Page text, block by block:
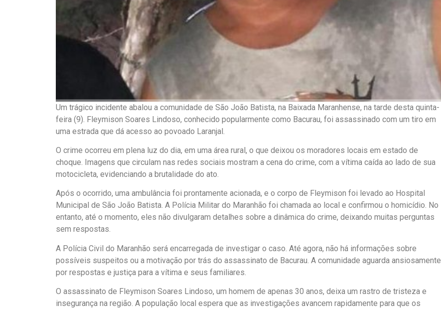
Um trágico incidente abalou a comunidade de São João Batista, na Baixada Maranhense, na tarde desta quinta-
feira (9). Fleymison Soares Lindoso, conhecido popularmente como Bacurau, foi assassinado com um tiro em
uma estrada que dá acesso ao povoado Laranjal.
O crime ocorreu em plena luz do dia, em uma área rural, o que deixou os moradores locais em estado de
choque. Imagens que circulam nas redes sociais mostram a cena do crime, com a vítima caída ao lado de sua
motocicleta, evidenciando a brutalidade do ato.
Após o ocorrido, uma ambulância foi prontamente acionada, e o corpo de Fleymison foi levado ao Hospital
Municipal de São João Batista. A Polícia Militar do Maranhão foi chamada ao local e confirmou o homicídio. No
entanto, até o momento, eles não divulgaram detalhes sobre a dinâmica do crime, deixando muitas perguntas
sem respostas.
A Polícia Civil do Maranhão será encarregada de investigar o caso. Até agora, não há informações sobre
possíveis suspeitos ou a motivação por trás do assassinato de Bacurau. A comunidade aguarda ansiosamente
por respostas e justiça para a vítima e seus familiares.
O assassinato de Fleymison Soares Lindoso, um homem de apenas 30 anos, deixa um rastro de tristeza e
insegurança na região. A população local espera que as investigações avancem rapidamente para que os